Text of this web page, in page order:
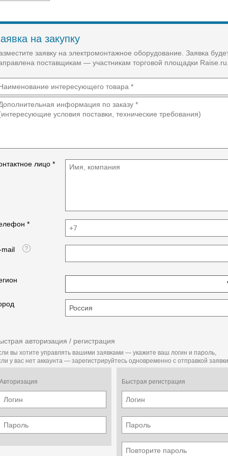
на закупку
заявку на электромонтажное оборудование. Заявка
поставщикам — участникам торговой площадки
лицо *
*
mail
авторизация / регистрация
вы хотите управлять вашими заявками — укажите ваш логин и пароль,
у вас нет аккаунта — зарегистрируйтесь одновременно с отправкой
Авторизация Быстрая регистрация